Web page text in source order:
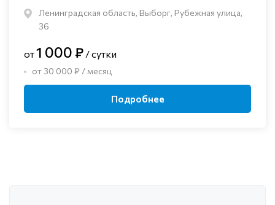
Ленинградская область, Выборг, Рубежная улица,
36
от1 000 ₽ / сутки
от 30 000 ₽ / месяц
Подробнее